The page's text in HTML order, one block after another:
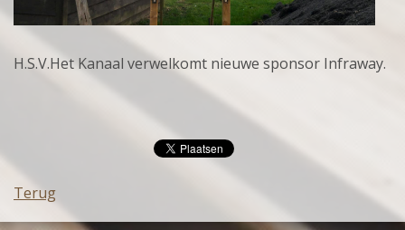
H.S.V.Het Kanaal verwelkomt nieuwe sponsor Infraway.
Terug